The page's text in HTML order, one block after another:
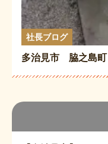
社長ブログ
多治見市 脇之島